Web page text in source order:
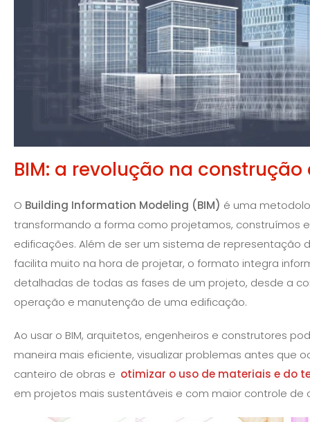
BIM: a revolução na construção
O Building Information Modeling (BIM) é uma
transformando a forma como projetamos, construímos
edificações. Além de ser um sistema de representação
facilita muito na hora de projetar, o formato integra
detalhadas de todas as fases de um projeto, desde a
operação e manutenção de uma edificação.
Ao usar o BIM, arquitetos, engenheiros e construtores
maneira mais eficiente, visualizar problemas antes que
canteiro de obras e otimizar o uso de materiais e do
em projetos mais sustentáveis e com maior controle de